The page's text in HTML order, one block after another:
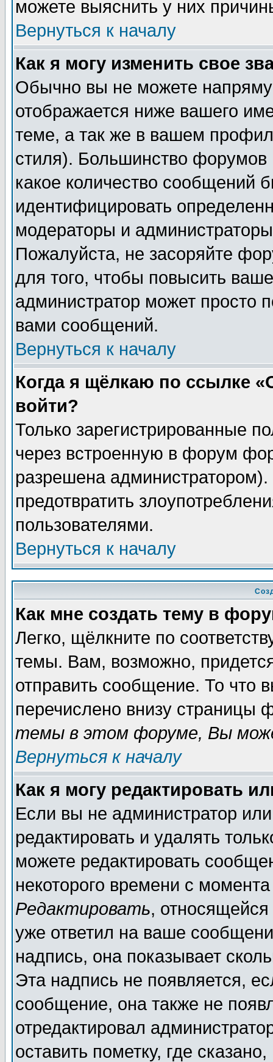
можете выяснить у них
Вернуться к началу
Как я могу изменить свое
Обычно вы не можете
отображается ниже вашего
теме, а так же в вашем
стиля). Большинство форумов
какое количество сообщений
идентифицировать
модераторы и
Пожалуйста, не засоряйте
для того, чтобы повысить
администратор может просто
вами сообщений.
Вернуться к началу
Когда я щёлкаю по ссылке
войти?
Только зарегистрированные
через встроенную в форум
разрешена
предотвратить
пользователями.
Вернуться к началу
Как мне создать тему в
Легко, щёлкните по
темы. Вам, возможно,
отправить сообщение. То что
перечислено внизу страницы
темы в этом форуме, Вы
Вернуться к началу
Как я могу редактировать
Если вы не администратор
редактировать и удалять
можете редактировать
некоторого времени с
Редактировать,
уже ответил на ваше
надпись, она показывает
Эта надпись не появляется,
сообщение, она также не
отредактировал
оставить пометку, где